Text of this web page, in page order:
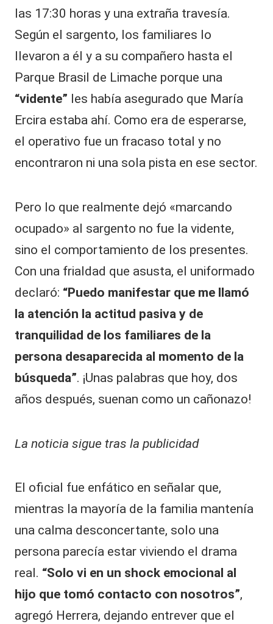
las 17:30 horas y una extraña travesía.
Según el sargento, los familiares lo
llevaron a él y a su compañero hasta el
Parque Brasil de Limache porque una
“vidente” les había asegurado que María
Ercira estaba ahí. Como era de esperarse,
el operativo fue un fracaso total y no
encontraron ni una sola pista en ese sector.
​Pero lo que realmente dejó «marcando
ocupado» al sargento no fue la vidente,
sino el comportamiento de los presentes.
Con una frialdad que asusta, el uniformado
declaró: “Puedo manifestar que me llamó
la atención la actitud pasiva y de
tranquilidad de los familiares de la
persona desaparecida al momento de la
búsqueda”. ¡Unas palabras que hoy, dos
años después, suenan como un cañonazo!
La noticia sigue tras la publicidad
​El oficial fue enfático en señalar que,
mientras la mayoría de la familia mantenía
una calma desconcertante, solo una
persona parecía estar viviendo el drama
real. “Solo vi en un shock emocional al
hijo que tomó contacto con nosotros”,
agregó Herrera, dejando entrever que el